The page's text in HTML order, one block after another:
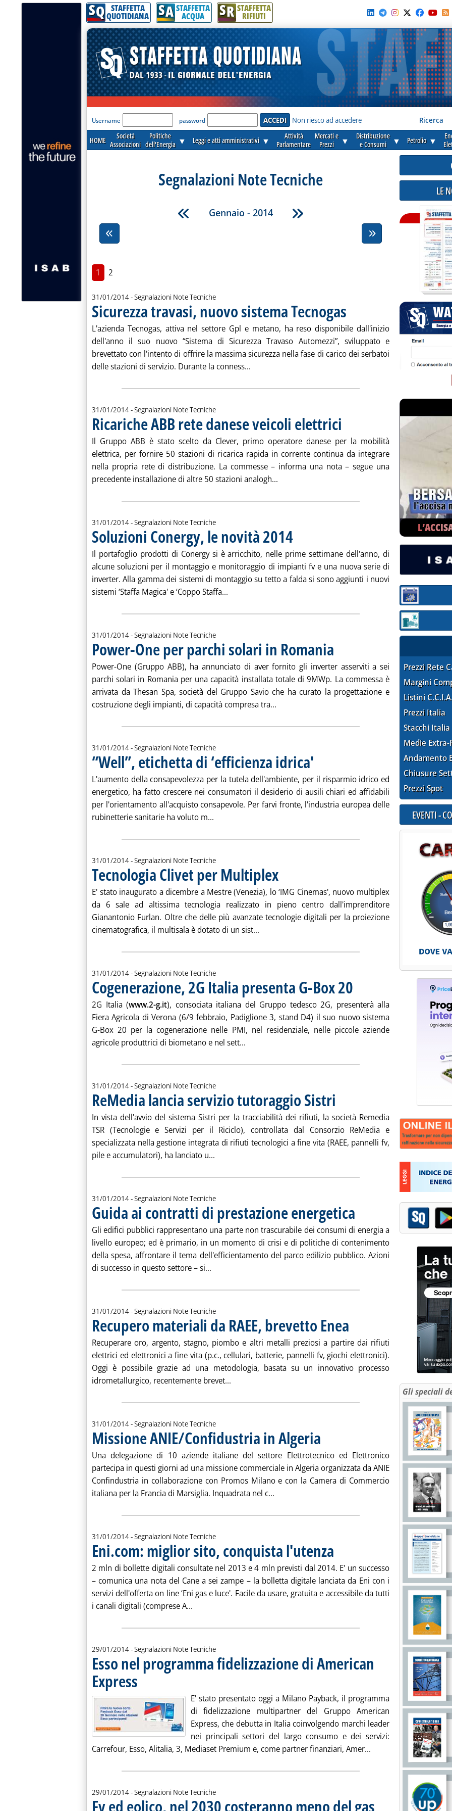
SQ STAFFETTA
QUOTIDIANA SA STAFFETTA
ACQUA SR STAFFETTA
RIFIUTI
'Modulo Login per accedere'
Username password Non riesco ad accedere Ricerca
HOME
Società
Associazioni
Politiche
dell'Energia ▼ Leggi e atti amministrativi ▼
Attività
Parlamentare
Mercati e
Prezzi
▼
Distribuzione
e Consumi
▼ Petrolio ▼
Segnalazioni Note Tecniche
Gennaio - 2014
1 2
31/01/2014- Segnalazioni Note Tecniche
Sicurezza travasi, nuovo sistema Tecnogas . Pubblicata venerdì 31 gennaio 2014 alle
L'azienda Tecnogas, attiva nel settore Gpl e metano, ha reso disponibile dall'inizio
dell'anno il suo nuovo “Sistema di Sicurezza Travaso Automezzi”, sviluppato e
brevettato con l'intento di offrire la massima sicurezza nella fase di carico dei serbatoi
delle stazioni di servizio. Durante la conness... Leggi tutta la notizia: 'Sicurezza travasi, nuovo sistema
31/01/2014- Segnalazioni Note Tecniche
Ricariche ABB rete danese veicoli elettrici . Pubblicata venerdì 31 gennaio 2014 alle
Il Gruppo ABB è stato scelto da Clever, primo operatore danese per la mobilità
elettrica, per fornire 50 stazioni di ricarica rapida in corrente continua da integrare
nella propria rete di distribuzione. La commesse – informa una nota – segue una
precedente installazione di altre 50 stazioni analogh... Leggi tutta la notizia: 'Ricariche ABB rete
31/01/2014- Segnalazioni Note Tecniche
Soluzioni Conergy, le novità 2014 . Pubblicata venerdì 31 gennaio 2014 alle 15.3.
Il portafoglio prodotti di Conergy si è arricchito, nelle prime settimane dell'anno, di
alcune soluzioni per il montaggio e monitoraggio di impianti fv e una nuova serie di
inverter. Alla gamma dei sistemi di montaggio su tetto a falda si sono aggiunti i nuovi
sistemi ‘Staffa Magica' e ‘Coppo Staffa... Leggi tutta la notizia: 'Soluzioni Conergy, le novità 2014 '
31/01/2014- Segnalazioni Note Tecniche
Power-One per parchi solari in Romania
Power-One (Gruppo ABB), ha annunciato di aver fornito gli inverter asserviti a sei
parchi solari in Romania per una capacità installata totale di 9MWp. La commessa è
arrivata da Thesan Spa, società del Gruppo Savio che ha curato la progettazione e
costruzione degli impianti, di capacità compresa tra... Leggi tutta la notizia: 'Power-One per parchi
31/01/2014- Segnalazioni Note Tecniche
“Well”, etichetta di ‘efficienza idrica' . Pubblicata venerdì 31 gennaio 2014 alle 15.1.
L'aumento della consapevolezza per la tutela dell'ambiente, per il risparmio idrico ed
energetico, ha fatto crescere nei consumatori il desiderio di ausili chiari ed affidabili
per l'orientamento all'acquisto consapevole. Per farvi fronte, l'industria europea delle
rubinetterie sanitarie ha voluto m... Leggi tutta la notizia: '“Well”, etichetta di ‘efficienza idrica' '
31/01/2014- Segnalazioni Note Tecniche
Tecnologia Clivet per Multiplex. Pubblicata venerdì 31 gennaio 2014 alle 15.1.
E' stato inaugurato a dicembre a Mestre (Venezia), lo ‘IMG Cinemas', nuovo multiplex
da 6 sale ad altissima tecnologia realizzato in pieno centro dall'imprenditore
Gianantonio Furlan. Oltre che delle più avanzate tecnologie digitali per la proiezione
cinematografica, il multisala è dotato di un sist... Leggi tutta la notizia: 'Tecnologia Clivet per
31/01/2014- Segnalazioni Note Tecniche
Cogenerazione, 2G Italia presenta G-Box 20 . Pubblicata venerdì 31 gennaio 2014 alle
2G Italia (www.2-g.it), consociata italiana del Gruppo tedesco 2G, presenterà alla
Fiera Agricola di Verona (6/9 febbraio, Padiglione 3, stand D4) il suo nuovo sistema
G-Box 20 per la cogenerazione nelle PMI, nel residenziale, nelle piccole aziende
agricole produttrici di biometano e nel sett... Leggi tutta la notizia: 'Cogenerazione, 2G Italia
31/01/2014- Segnalazioni Note Tecniche
ReMedia lancia servizio tutoraggio Sistri
In vista dell'avvio del sistema Sistri per la tracciabilità dei rifiuti, la società Remedia
TSR (Tecnologie e Servizi per il Riciclo), controllata dal Consorzio ReMedia e
specializzata nella gestione integrata di rifiuti tecnologici a fine vita (RAEE, pannelli fv,
pile e accumulatori), ha lanciato u...
31/01/2014- Segnalazioni Note Tecniche
Guida ai contratti di prestazione energetica . Pubblicata venerdì 31 gennaio 2014
Gli edifici pubblici rappresentano una parte non trascurabile dei consumi di energia a
livello europeo; ed è primario, in un momento di crisi e di politiche di contenimento
della spesa, affrontare il tema dell'efficientamento del parco edilizio pubblico. Azioni
di successo in questo settore – si... Leggi tutta la notizia: 'Guida ai contratti di prestazione energetica'
31/01/2014- Segnalazioni Note Tecniche
Recupero materiali da RAEE, brevetto Enea . Pubblicata venerdì 31 gennaio 2014 alle
Recuperare oro, argento, stagno, piombo e altri metalli preziosi a partire dai rifiuti
elettrici ed elettronici a fine vita (p.c., cellulari, batterie, pannelli fv, giochi elettronici).
Oggi è possibile grazie ad una metodologia, basata su un innovativo processo
idrometallurgico, recentemente brevet...
31/01/2014- Segnalazioni Note Tecniche
Missione ANIE/Confidustria in Algeria . Pubblicata venerdì 31 gennaio 2014 alle 14.53.
Una delegazione di 10 aziende italiane del settore Elettrotecnico ed Elettronico
partecipa in questi giorni ad una missione commerciale in Algeria organizzata da ANIE
Confindustria in collaborazione con Promos Milano e con la Camera di Commercio
italiana per la Francia di Marsiglia. Inquadrata nel c... Leggi tutta la notizia: 'Missione ANIE/
31/01/2014- Segnalazioni Note Tecniche
Eni.com: miglior sito, conquista l'utenza . Pubblicata venerdì 31 gennaio 2014 alle 14.51.
2 mln di bollette digitali consultate nel 2013 e 4 mln previsti dal 2014. E' un successo
– comunica una nota del Cane a sei zampe – la bolletta digitale lanciata da Eni con i
servizi dell'offerta on line ‘Eni gas e luce'. Facile da usare, gratuita e accessibile da tutti
i canali digitali (comprese A... Leggi tutta la notizia: 'Eni.com: miglior sito, conquista l'utenza '
29/01/2014- Segnalazioni Note Tecniche
Esso nel programma fidelizzazione di American
Express . Pubblicata mercoledì 29 gennaio 2014 alle 17.1.
E' stato presentato oggi a Milano Payback, il programma
di fidelizzazione multipartner del Gruppo American
Express, che debutta in Italia coinvolgendo marchi leader
nei principali settori del largo consumo e dei servizi:
Carrefour, Esso, Alitalia, 3, Mediaset Premium e, come partner finanziari, Amer... Leggi tutta la notizia:
29/01/2014- Segnalazioni Note Tecniche
Fv ed eolico, nel 2030 costeranno meno del gas . Pubblicata mercoledì 29
LE
Sezione:
Sezione:
Prezzi Rete
Margini
Listini
Prezzi Italia
Stacchi Italia
Medie Extra-
Andamento
Chiusure
Prezzi Spot
EVENTI -
Gli speciali